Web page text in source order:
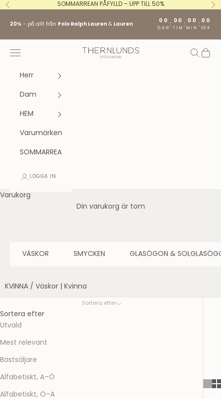
Hoppa till innehållet
Föregående SOMMARREAN PÅFYLLD – UPP TILL 50%
20% - på allt från Polo Ralph Lauren & Lauren
00
DAG : 00
TIM : 00
MIN : 00
SEK
Stockholm fashion agency AB
Öppna navigeringsmenyn Öppna
Herr
Dam
HEM
Varumärken
SOMMARREA
LOGGA IN
Varukorg
Din varukorg är tom
VÄSKOR SMYCKEN GLASÖGON &
KVINNA / Väskor | Kvinna
Sortera efter
Sortera efter
Utvald
Mest relevant
Bästsäljare
Alfabetiskt, A–Ö
Alfabetiskt, Ö–A